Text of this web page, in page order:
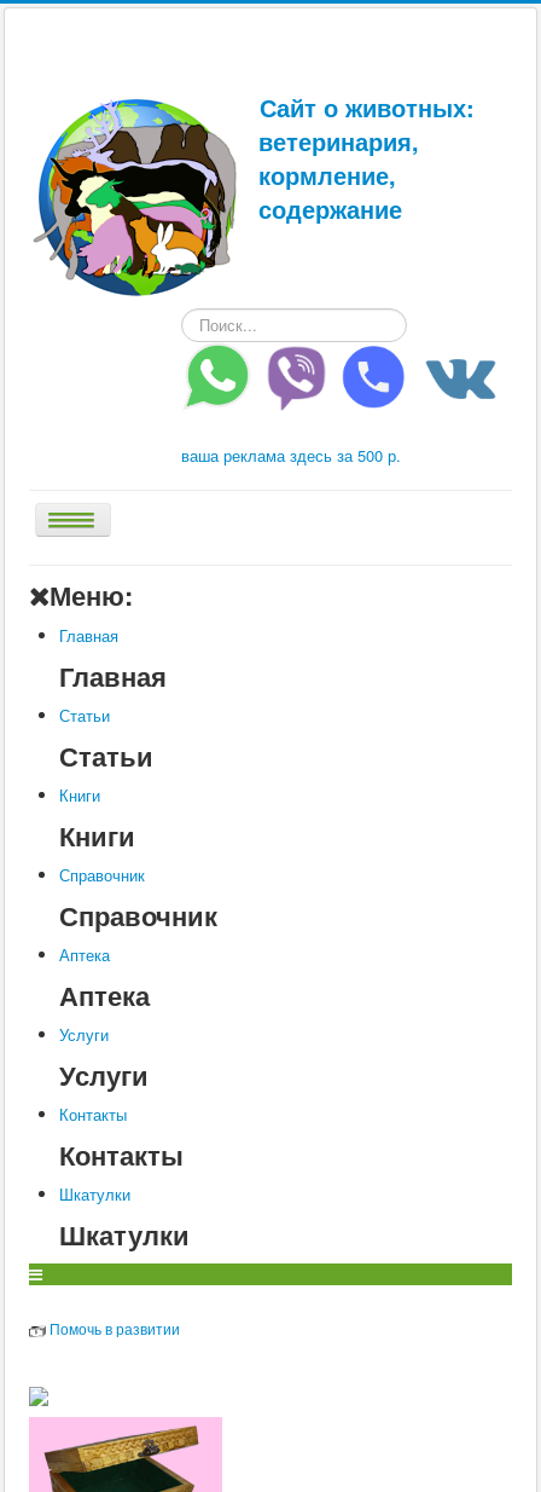
Сайт о животных:
ветеринария,
кормление,
содержание
Искать...
ваша реклама здесь за 500 р.
Книги
Услуги
Контакты
Шкатулки
Меню:
Главная
Главная
Статьи
Статьи
Книги
Книги
Справочник
Справочник
Аптека
Аптека
Услуги
Услуги
Контакты
Контакты
Шкатулки
Шкатулки
Помочь в развитии